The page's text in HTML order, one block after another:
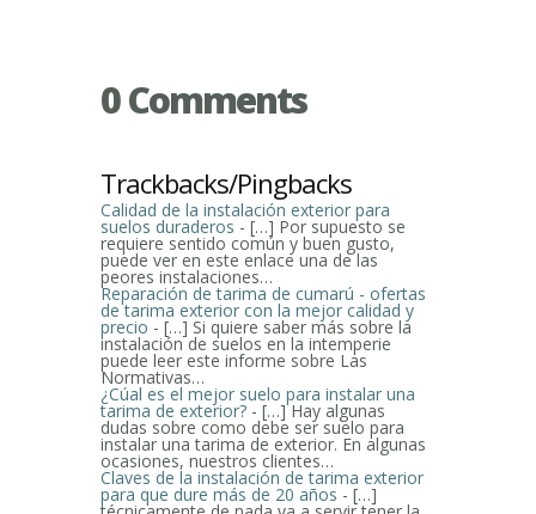
0 Comments
Trackbacks/Pingbacks
Calidad de la instalación exterior para
suelos duraderos - […] Por supuesto se
requiere sentido común y buen gusto,
puede ver en este enlace una de las
peores instalaciones…
Reparación de tarima de cumarú - ofertas
de tarima exterior con la mejor calidad y
precio - […] Si quiere saber más sobre la
instalación de suelos en la intemperie
puede leer este informe sobre Las
Normativas…
¿Cúal es el mejor suelo para instalar una
tarima de exterior? - […] Hay algunas
dudas sobre como debe ser suelo para
instalar una tarima de exterior. En algunas
ocasiones, nuestros clientes…
Claves de la instalación de tarima exterior
para que dure más de 20 años - […]